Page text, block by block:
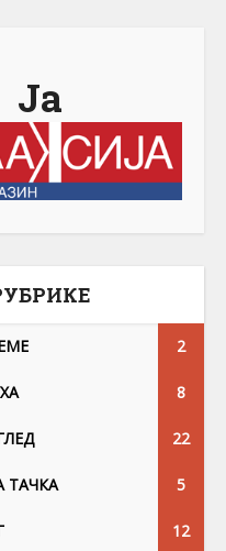
Ја
2
8
22
ТАЧКА 5
12